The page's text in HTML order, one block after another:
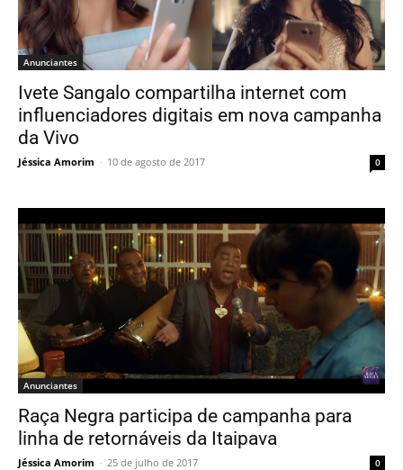
Anunciantes
Ivete Sangalo compartilha internet com
influenciadores digitais em nova campanha
da Vivo
Jéssica Amorim - 10 de agosto de 2017 0
Anunciantes
Raça Negra participa de campanha para
linha de retornáveis da Itaipava
Jéssica Amorim - 25 de julho de 2017 0